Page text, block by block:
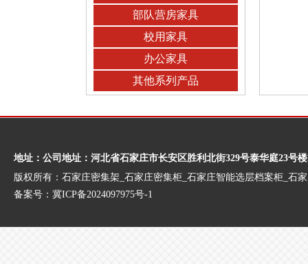
部队营房家具
校用家具
办公家具
其他系列产品
地址：公司地址：河北省石家庄市长安区胜利北街329号泰华庭23号
版权所有：石家庄密集架_石家庄密集柜_石家庄智能选层档案柜_石
备案号： 冀ICP备2024097975号-1